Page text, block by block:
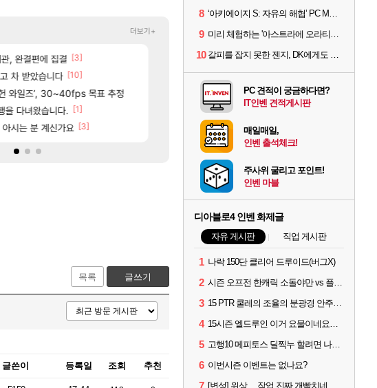
[14]
이플 [155]
후 길 잃은 뉴비분들! [12]
션 영웅 시네마틱 [7]
[1]
챌린저#77777 저격했습니다! [106]
보상 공지 나온거 10추 하니 올리자 [88]
크로체 따왔습니다 [77]
고양이를 도구로 쓰는 인방 하꼬 스트리머 박제합니다.
진짜 귀한 삼색화채 찐1등 떳냐 ㅅㅅㅅ
더보기+
, 완결편에 집결 [3]
차 받았습니다 [10]
와일즈’, 30~40fps 목표 추정
을 다녀왔습니다. [1]
시는 분 계신가요 [3]
동해바다 추암해수욕장
여행 국내에도 이쁜곳이 많은것 같습니다
리싱크드 리싱크드 1.06 패치노트 (8/5)
중국 CXMT, D램 매출 점유율 7%…글로벌 4위로 부상
AI발 원가 압박, 메인보드값 오르나
목록 글쓰기
글쓴이 등록일 조회 추천
8 ‘아키에이지 S: 자유의 해협’ PC MMORPG로 개발한다
9 미리 체험하는 '아스트라에 오라티오'...NC, 8/19부터 CBT 참가자 모집
10 갈피를 잡지 못한 젠지, DK에게도 0:2 패배
PC 견적이 궁금하다면?
IT인벤 견적게시판
매일매일,
인벤 출석체크!
주사위 굴리고 포인트!
인벤 마블
디아블로4 인벤 화제글
자유 게시판 직업 게시판
1 나락 150단 클리어 드루이드(버그X)
2 시즌 오프전 한캐릭 소돌야만 vs 플리커 대격변
3 15 PTR 쿨레의 조율의 분광경 안주나요?
4 15시즌 엘드루인 이거 요물이네요ㅋㅋㅋㅋㅋㅋ
5 고행10 메피토스 딜찍누 할려면 나락 몇단계 까지 가야하나요?
6 이번시즌 이벤트는 없나요?
[변성] 위상.....작업 진짜 개빡치네......